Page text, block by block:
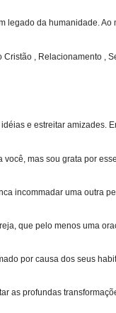
legado da humanidade. Ao
, Relacionamento ,
e estreitar amizades.
mas sou grata por
incommadar uma outra
que pelo menos uma
por causa dos seus
as profundas